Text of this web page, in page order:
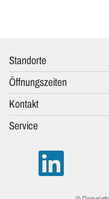
Standorte
Öffnungszeiten
Kontakt
Service